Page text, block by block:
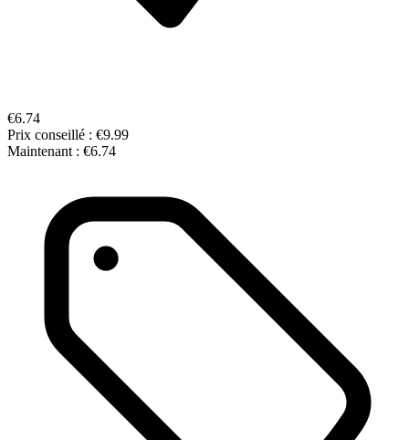
€6.74
Prix conseillé : €9.99
Maintenant : €6.74